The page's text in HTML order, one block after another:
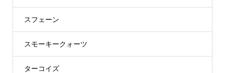
スフェーン
スモーキークォーツ
ターコイズ